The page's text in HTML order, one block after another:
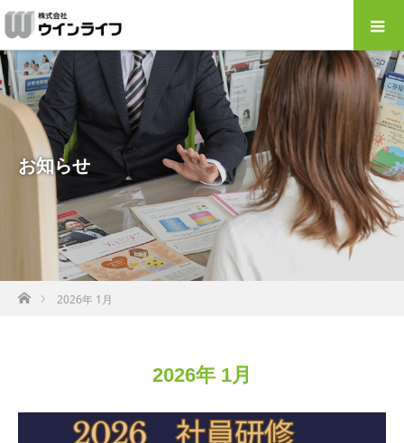
お知らせ
ホーム2026年 1月
2026年 1月